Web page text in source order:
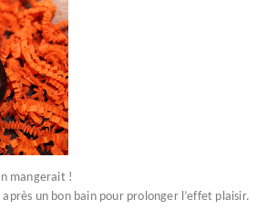
mangerait !
un bon bain pour prolonger l’effet plaisir.